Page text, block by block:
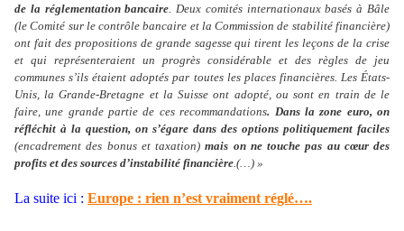
de la réglementation bancaire. Deux comités internationaux basés à Bâle
(le Comité sur le contrôle bancaire et la Commission de stabilité financière)
ont fait des propositions de grande sagesse qui tirent les leçons de la crise
et qui représenteraient un progrès considérable et des règles de jeu
communes s’ils étaient adoptés par toutes les places financières. Les États-
Unis, la Grande-Bretagne et la Suisse ont adopté, ou sont en train de le
faire, une grande partie de ces recommandations. Dans la zone euro, on
réfléchit à la question, on s’égare dans des options politiquement faciles
(encadrement des bonus et taxation)mais on ne touche pas au cœur des
profits et des sources d’instabilité financière.(…) »
La suite ici : Europe : rien n’est vraiment réglé….